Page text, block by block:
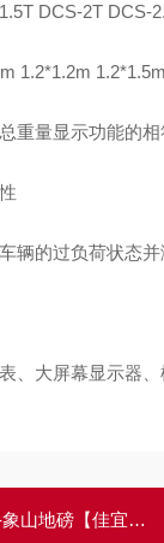
DCS-2T DCS-
1.2*1.2m
重量显示功能的相
辆的过负荷状态并
、大屏幕显示器、
地磅【佳宜电子】